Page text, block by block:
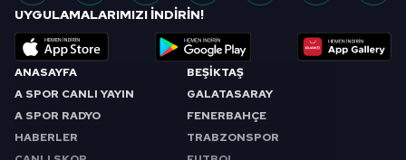
ANASAYFA
A SPOR CANLI YAYIN
A SPOR RADYO
HABERLER
BEŞİKTAŞ
GALATASARAY
FENERBAHÇE
TRABZONSPOR
UYGULAMALARIMIZI İNDİRİN!